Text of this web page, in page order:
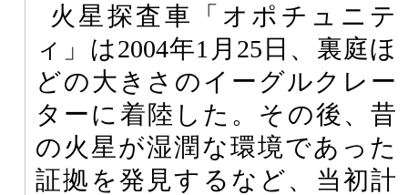
火星探査車「オポチュニテ
ィ」は2004年1月25日、裏庭ほ
どの大きさのイーグルクレー
ターに着陸した。その後、昔
の火星が湿潤な環境であった
証拠を発見するなど、当初計